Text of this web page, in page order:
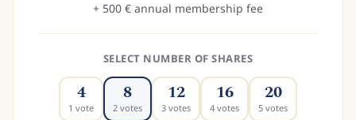
+ 500 € annual membership fee
SELECT NUMBER OF SHARES
4
1 vote
8
2 votes
12
3 votes
16
4 votes
20
5 votes